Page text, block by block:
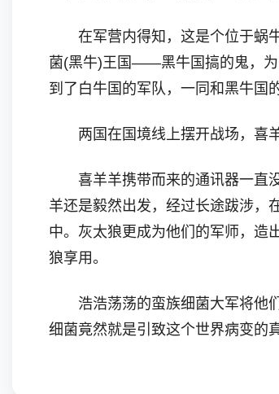
在军营内得知，这是个位于蜗牛
菌(黑牛)王国——黑牛国搞的鬼，为
到了白牛国的军队，一同和黑牛国
两国在国境线上摆开战场，喜羊
喜羊羊携带而来的通讯器一直没
羊还是毅然出发，经过长途跋涉，
中。灰太狼更成为他们的军师，造
狼享用。
浩浩荡荡的蛮族细菌大军将他们
细菌竟然就是引致这个世界病变的